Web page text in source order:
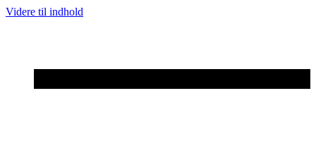
Videre til indhold